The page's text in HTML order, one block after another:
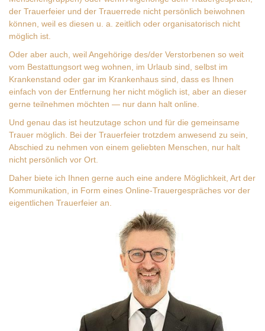
der Trauerfeier und der Trauerrede nicht persönlich beiwohnen
können, weil es diesen u. a. zeitlich oder organisatorisch nicht
möglich ist.
Oder aber auch, weil Angehörige des/der Verstorbenen so weit
vom Bestattungsort weg wohnen, im Urlaub sind, selbst im
Krankenstand oder gar im Krankenhaus sind, dass es Ihnen
einfach von der Entfernung her nicht möglich ist, aber an dieser
gerne teilnehmen möchten — nur dann halt online.
Und genau das ist heutzutage schon und für die gemeinsame
Trauer möglich. Bei der Trauerfeier trotzdem anwesend zu sein,
Abschied zu nehmen von einem geliebten Menschen, nur halt
nicht persönlich vor Ort.
Daher biete ich Ihnen gerne auch eine andere Möglichkeit, Art der
Kommunikation, in Form eines Online-Trauergespräches vor der
eigentlichen Trauerfeier an.